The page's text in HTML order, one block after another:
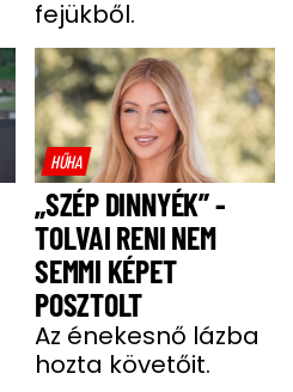
fejükből.
HŰHA
„SZÉP DINNYÉK” -
TOLVAI RENI NEM
SEMMI KÉPET
POSZTOLT
Az énekesnő lázba
hozta követőit.